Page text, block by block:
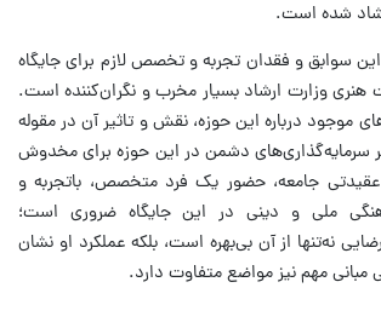
شده است.
این سوابق و فقدان تجربه و تخصص لازم برای جایگاه
وزارت ارشاد بسیار مخرب و نگران‌کننده است.
موجود درباره این حوزه، نقش و تاثیر آن در مقوله
سرمایه‌گذاری‌های دشمن در این حوزه برای مخدوش
جامعه، حضور یک فرد متخصص، باتجربه و
ملی و دینی در این جایگاه ضروری است؛
نه‌تنها از آن بی‌بهره است، بلکه عملکرد او نشان
مهم نیز مواضع متفاوت دارد.